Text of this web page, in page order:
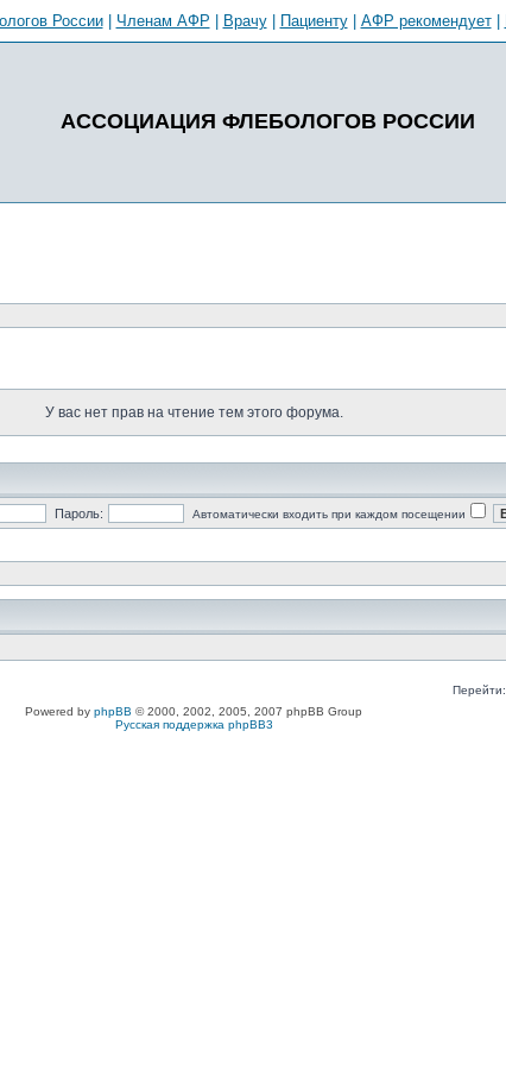
России| Членам АФР Врачу| Пациенту| АФР рекомендует|
АССОЦИАЦИЯ ФЛЕБОЛОГОВ РОССИИ
У вас нет прав на чтение тем этого форума.
Пароль: Автоматически входить при каждом посещении
Перейти:
Powered by phpBB © 2000, 2002, 2005, 2007 phpBB Group
Русская поддержка phpBB3